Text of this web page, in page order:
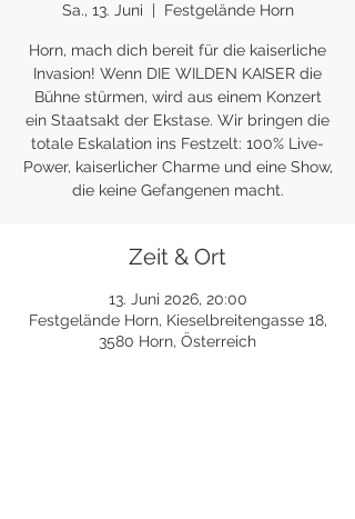
Sa., 13. Juni
  |
Festgelände Horn
Horn, mach dich bereit für die kaiserliche
Invasion! Wenn DIE WILDEN KAISER die
Bühne stürmen, wird aus einem Konzert
ein Staatsakt der Ekstase. Wir bringen die
totale Eskalation ins Festzelt: 100% Live-
Power, kaiserlicher Charme und eine Show,
die keine Gefangenen macht.
Zeit & Ort
13. Juni 2026, 20:00
Festgelände Horn, Kieselbreitengasse 18,
3580 Horn, Österreich